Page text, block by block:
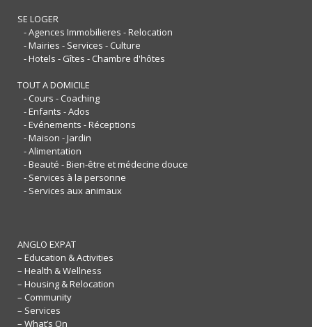
SE LOGER
- Agences Immobilieres - Relocation
- Mairies - Services - Culture
- Hotels - Gîtes - Chambre d'hôtes
TOUT A DOMICILE
- Cours - Coaching
- Enfants - Ados
- Evénements - Réceptions
- Maison - Jardin
- Alimentation
- Beauté - Bien-être et médecine douce
- Services à la personne
- Services aux animaux
ANGLO EXPAT
– Education & Activities
– Health & Wellness
– Housing & Relocation
– Community
– Services
– What’s On